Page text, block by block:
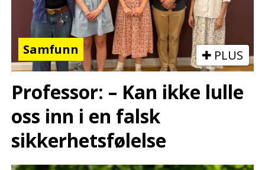
Samfunn PLUS
Professor: – Kan ikke lulle
oss inn i en falsk
sikkerhetsfølelse